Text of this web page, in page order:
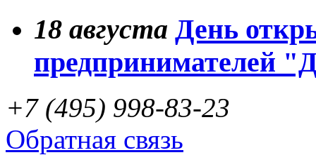
18 августа День
предпринимателей
+7 (495) 998-83-23
Обратная связь